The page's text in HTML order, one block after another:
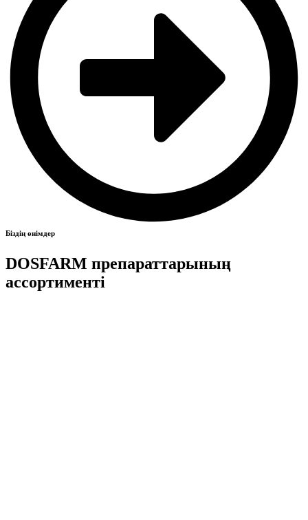
Біздің өнімдер
DOSFARM препараттарының
ассортименті